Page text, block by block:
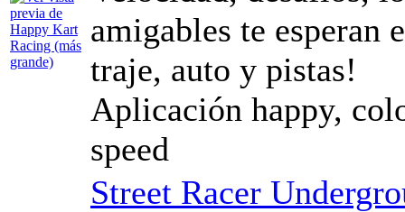
amigables te
traje, auto y pistas!
Aplicación happy,
speed
Street Racer